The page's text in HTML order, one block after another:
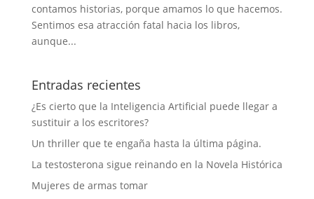
contamos historias, porque amamos lo que hacemos.
Sentimos esa atracción fatal hacia los libros,
aunque...
Entradas recientes
¿Es cierto que la Inteligencia Artificial puede llegar a
sustituir a los escritores?
Un thriller que te engaña hasta la última página.
La testosterona sigue reinando en la Novela Histórica
Mujeres de armas tomar